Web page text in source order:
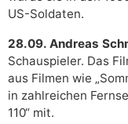
US-Soldaten.
28.09. Andreas
Schauspieler. Das
aus Filmen wie
in zahlreichen
110“ mit.